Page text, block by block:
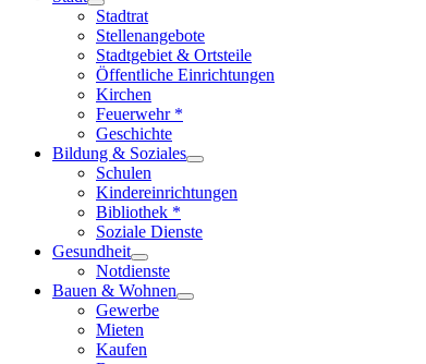
Stadtrat
Stellenangebote
Stadtgebiet & Ortsteile
Öffentliche Einrichtungen
Kirchen
Feuerwehr *
Geschichte
Bildung & Soziales
Schulen
Kindereinrichtungen
Bibliothek *
Soziale Dienste
Gesundheit
Notdienste
Bauen & Wohnen
Gewerbe
Mieten
Kaufen